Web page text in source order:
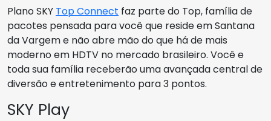
Plano SKY Top Connect faz parte do Top, família de
pacotes pensada para você que reside em Santana
da Vargem e não abre mão do que há de mais
moderno em HDTV no mercado brasileiro. Você e
toda sua família receberão uma avançada central de
diversão e entretenimento para 3 pontos.
SKY Play